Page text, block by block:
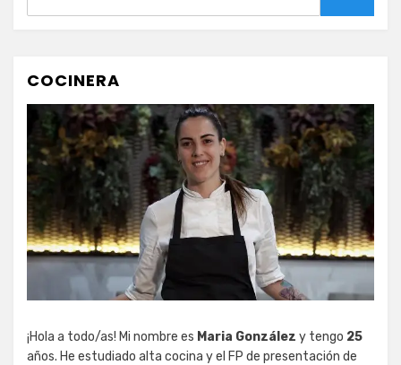
COCINERA
¡Hola a todo/as! Mi nombre es Maria González y tengo 25
años. He estudiado alta cocina y el FP de presentación de